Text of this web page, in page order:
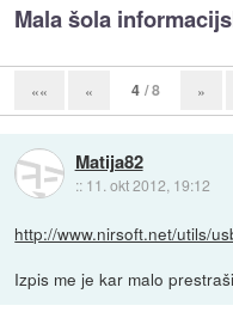
Mala šola
«« « 4 / 8 »
Matija82
:: 11. okt 2012, 19:12
http://www.nirsoft.net/utils/
Izpis me je kar malo